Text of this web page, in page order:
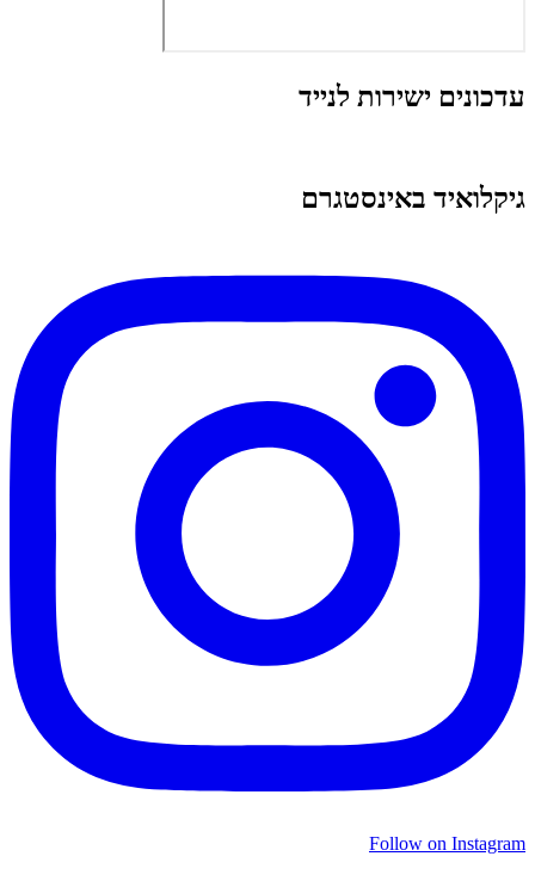
עדכונים ישירות לנייד
גיקלואיד באינסטגרם
Follow on Instagram